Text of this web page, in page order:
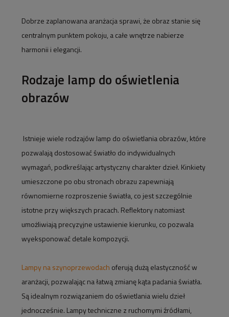
Dobrze zaplanowana aranżacja sprawi, że obraz stanie się
centralnym punktem pokoju, a całe wnętrze nabierze
harmonii i elegancji.
Rodzaje lamp do oświetlenia
obrazów
Istnieje wiele rodzajów lamp do oświetlania obrazów, które
pozwalają dostosować światło do indywidualnych
wymagań, podkreślając artystyczny charakter dzieł. Kinkiety
umieszczone po obu stronach obrazu zapewniają
równomierne rozproszenie światła, co jest szczególnie
istotne przy większych pracach. Reflektory natomiast
umożliwiają precyzyjne ustawienie kierunku, co pozwala
wyeksponować detale kompozycji.
Lampy na szynoprzewodach oferują dużą elastyczność w
aranżacji, pozwalając na łatwą zmianę kąta padania światła.
Są idealnym rozwiązaniem do oświetlania wielu dzieł
jednocześnie. Lampy techniczne z ruchomymi źródłami,